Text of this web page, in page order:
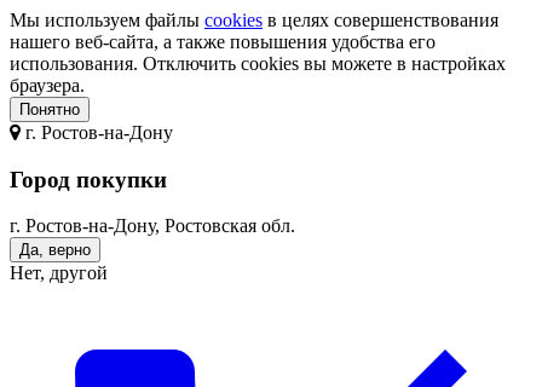
Мы используем файлы cookies в целях совершенствования
нашего веб-сайта, а также повышения удобства его
использования. Отключить cookies вы можете в настройках
браузера.
Понятно
г. Ростов-на-Дону
Город покупки
г. Ростов-на-Дону, Ростовская обл.
Да, верно
Нет, другой